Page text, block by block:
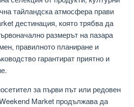
тайландска атмосфера прави
дестинация, която трябва да
размерът на пазара
правилното планиране и
гарантират приятно и
за първи път или редовен
Market продължава да